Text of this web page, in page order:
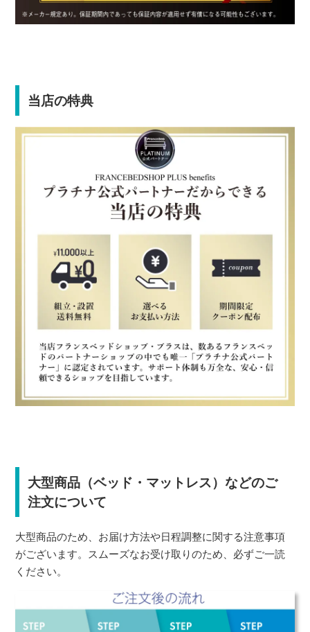
当店の特典
大型商品（ベッド・マットレス）などのご
注文について
大型商品のため、お届け方法や日程調整に関する注意事項
がございます。スムーズなお受け取りのため、必ずご一読
ください。